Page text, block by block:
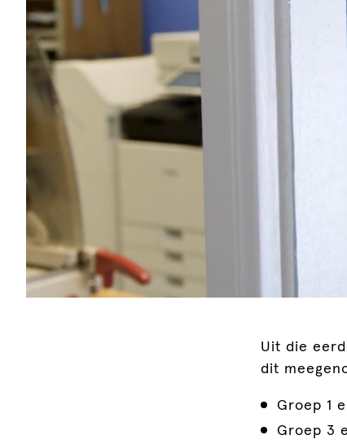
Uit die
dit
Groep 1
Groep 3